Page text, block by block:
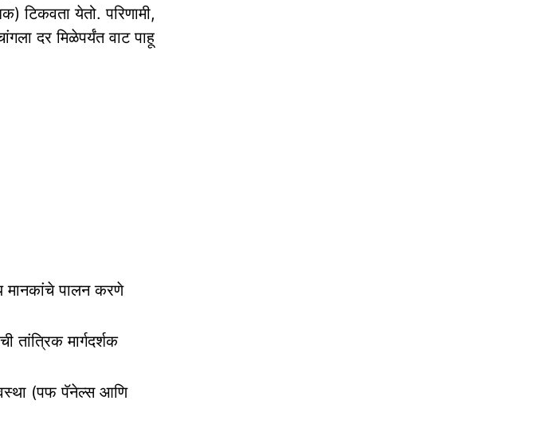
टिकवता येतो. परिणामी,
दर मिळेपर्यंत वाट पाहू
मानकांचे पालन करणे
मार्गदर्शक
(पफ पॅनेल्स आणि